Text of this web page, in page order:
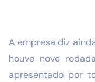
A empresa diz
houve nove
apresentado por